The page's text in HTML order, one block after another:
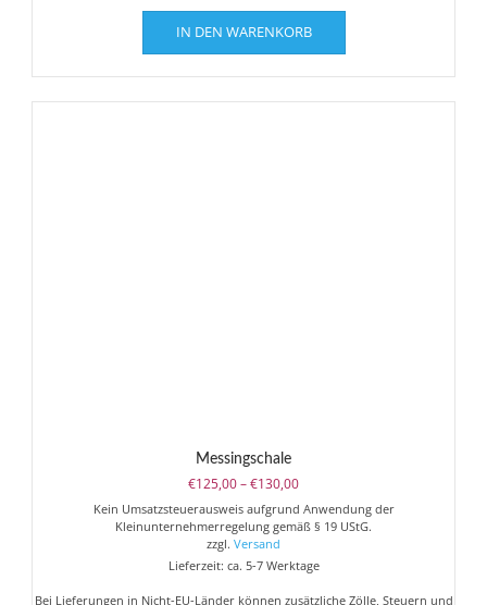
IN DEN WARENKORB
Messingschale
€125,00–€130,00Preisspanne:
€125,00
bis
Kein Umsatzsteuerausweis aufgrund Anwendung der
Kleinunternehmerregelung gemäß § 19 UStG.
zzgl. Versand
Lieferzeit: ca. 5-7 Werktage
Bei Lieferungen in Nicht-EU-Länder können zusätzliche Zölle, Steuern und